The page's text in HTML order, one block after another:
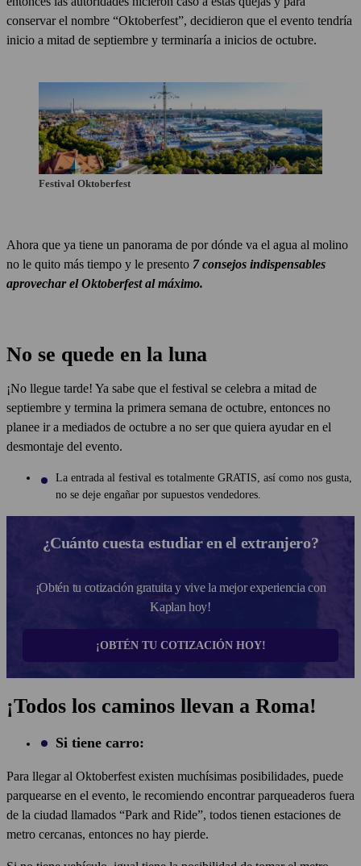
conservar el nombre “Oktoberfest”, decidieron que el evento tendría
inicio a mitad de septiembre y terminaría a inicios de octubre.
Festival Oktoberfest
Ahora que ya tiene un panorama de por dónde va el agua al molino
no le quito más tiempo y le presento 7 consejos indispensables
aprovechar el Oktoberfest al máximo.
No se quede en la luna
¡No llegue tarde! Ya sabe que el festival se celebra a mitad de
septiembre y termina la primera semana de octubre, entonces no
planee ir a mediados de octubre a no ser que quiera ayudar en el
desmontaje del evento.
La entrada al festival es totalmente GRATIS, así como nos gusta,
no se deje engañar por supuestos vendedores.
¿Cuánto cuesta estudiar en el extranjero?
¡Obtén tu cotización gratuita y vive la mejor experiencia con
Kaplan hoy!
¡OBTÉN TU COTIZACIÓN HOY!
¡Todos los caminos llevan a Roma!
Si tiene carro:
Para llegar al Oktoberfest existen muchísimas posibilidades, puede
parquearse en el evento, le recomiendo encontrar parqueaderos fuera
de la ciudad llamados “Park and Ride”, todos tienen estaciones de
metro cercanas, entonces no hay pierde.